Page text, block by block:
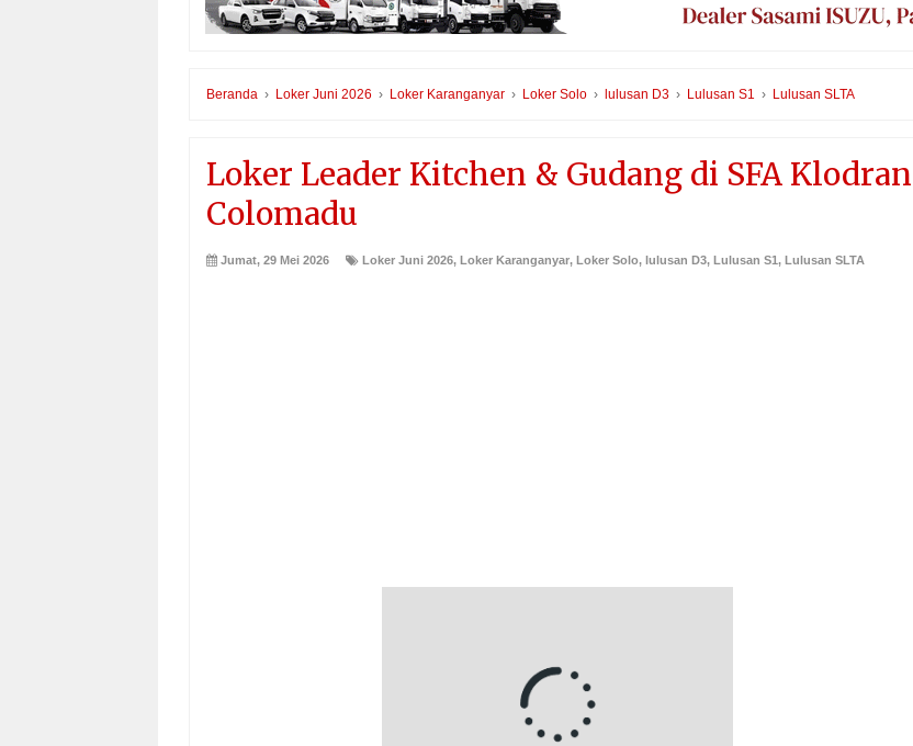
Beranda › Loker Juni 2026 › Loker Karanganyar › Loker Solo › lulusan D3 › Lulusan S1 › Lulusan SLTA
Loker Leader Kitchen & Gudang di SFA Klodran
Colomadu
Jumat, 29 Mei 2026 Loker Juni 2026, Loker Karanganyar, Loker Solo, lulusan D3, Lulusan S1, Lulusan SLTA